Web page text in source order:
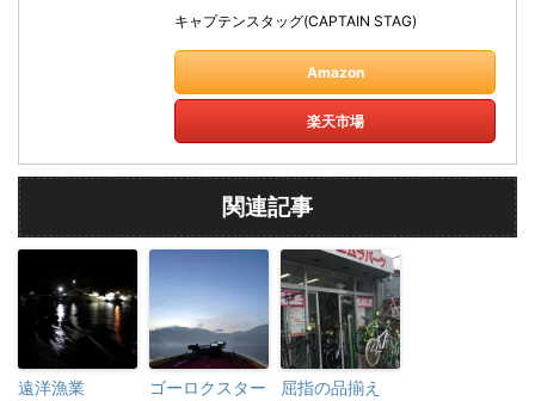
キャプテンスタッグ(CAPTAIN STAG)
Amazon
楽天市場
関連記事
遠洋漁業
ゴーロクスター
屈指の品揃え